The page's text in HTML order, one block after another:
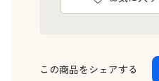
この商品をシェアする